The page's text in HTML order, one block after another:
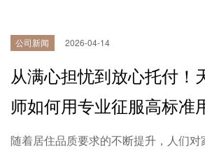
公司新闻 2026-04-14
从满心担忧到放心托付！
师如何用专业征服高标准
随着居住品质要求的不断提升，人们